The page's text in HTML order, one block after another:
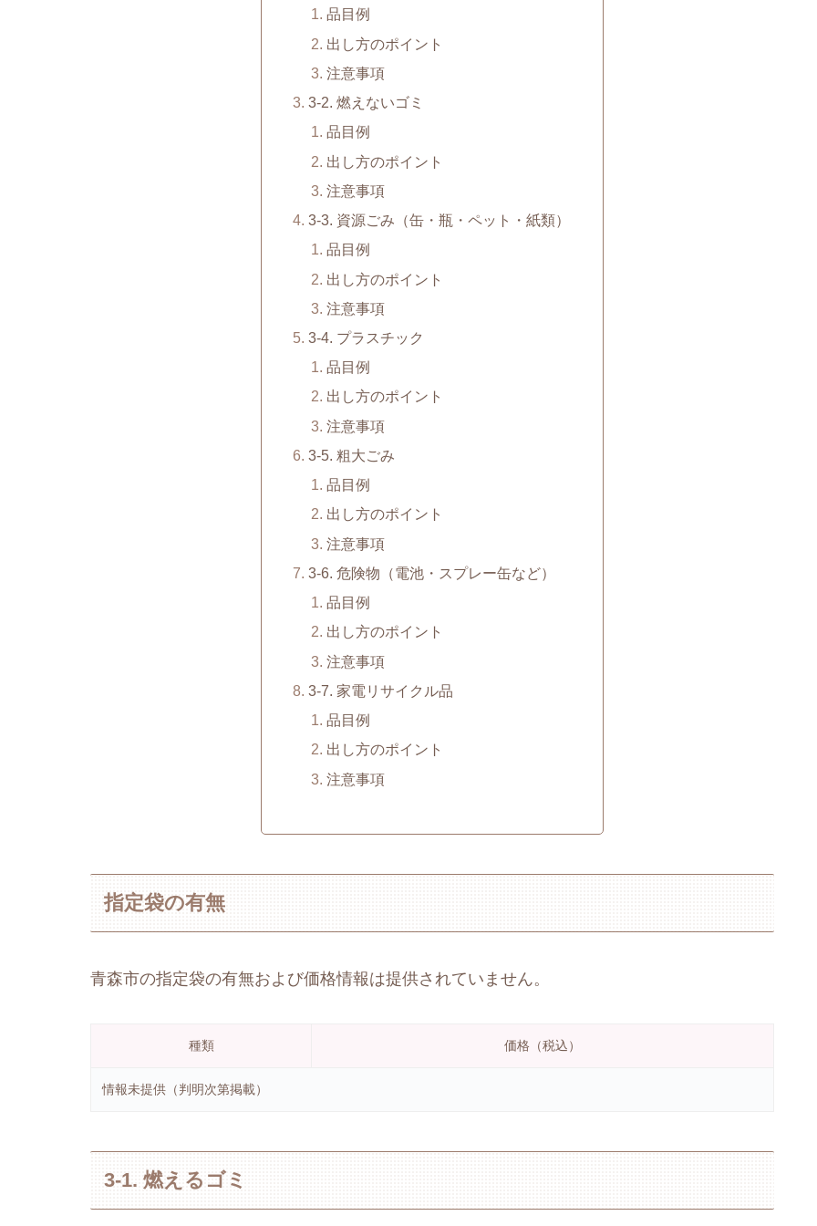
品目例
出し方のポイント
注意事項
3-2. 燃えないゴミ
品目例
出し方のポイント
注意事項
3-3. 資源ごみ（缶・瓶・ペット・紙類）
品目例
出し方のポイント
注意事項
3-4. プラスチック
品目例
出し方のポイント
注意事項
3-5. 粗大ごみ
品目例
出し方のポイント
注意事項
3-6. 危険物（電池・スプレー缶など）
品目例
出し方のポイント
注意事項
3-7. 家電リサイクル品
品目例
出し方のポイント
注意事項
指定袋の有無
青森市の指定袋の有無および価格情報は提供されていません。
種類 価格（税込）
情報未提供（判明次第掲載）
3-1. 燃えるゴミ